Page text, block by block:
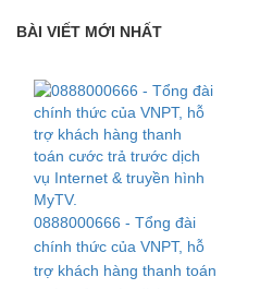
BÀI VIẾT MỚI NHẤT
0888000666 - Tổng đài
chính thức của VNPT, hỗ
trợ khách hàng thanh toán